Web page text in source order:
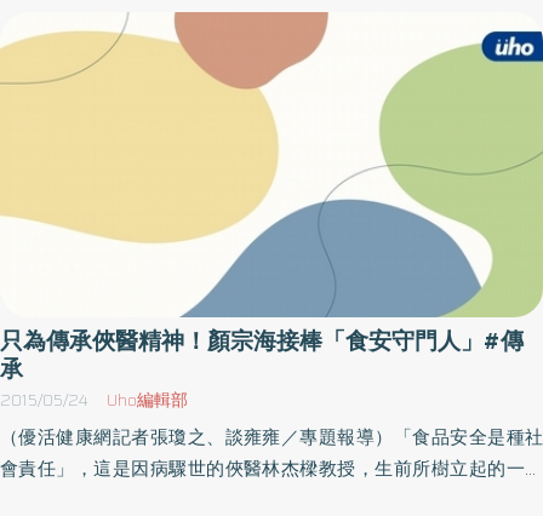
合醫院童敏哲總院長接棒，成為童綜合醫療社團法人第二任董事
長，並舉辦「童綜合醫療社團法人新、卸任董事長交接典禮」。 典
禮貴賓雲集，總統府資政童永先生擔任監交人，臺中市政府盧秀燕
市長、衛生福利部林靜儀政務次長、中央健康保險署石崇良署長、
苗栗縣政府邱俐俐副縣長、蔡其昌立法委員、顏寬恆立法委員、何
欣純立法委員、楊瓊瓔立法委員、陳秀寶立法委員、顏莉敏副議
長、台灣醫院協會李飛鵬理事長都親臨現場並致詞，衛生福利部廖
昆富司長、大甲鎮瀾宮顏清標董事長、白沙屯拱天宮洪文華主委、
梧棲浩天宮王經綻主委等近500位貴賓共襄盛舉，囊括了政府機
關、區里長、醫療院所、企業公司、學校機構、扶輪社等各界單位
貴賓，以及童綜合醫院近200位同仁齊聚，一同見證童綜合醫療社
團法人童綜合醫院重要的時刻。 盧秀燕市長表示，首先向卸任董事
長童瑞年醫師表達最誠摯的敬意與感謝 多年來的努力讓童綜合醫院
在醫療品質、創新服務、急重症照護及社區責任奠定重要的基礎。
也要恭喜新任董事長童敏哲醫師正式接棒，相信在醫療環境多臺中
市政府一直視醫療為城市發展的重要支柱，童綜合醫院不僅在本市
只為傳承俠醫精神！顏宗海接棒「食安守門人」#傳
承
2015/05/24 Uho編輯部
（優活健康網記者張瓊之、談雍雍／專題報導）「食品安全是種社
會責任」，這是因病驟世的俠醫林杰樑教授，生前所樹立起的一個